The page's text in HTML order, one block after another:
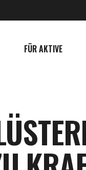
FÜR AKTIVE